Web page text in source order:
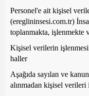
Personel'e ait kişisel
(ereglininsesi.com.tr)
toplanmakta, işlenmekte
Kişisel verilerin
haller
Aşağıda sayılan ve
alınmadan kişisel